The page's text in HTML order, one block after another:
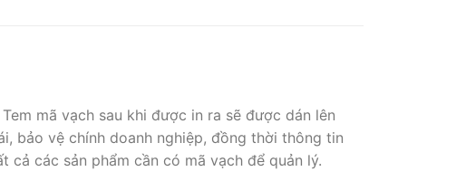
mã vạch sau khi được in ra sẽ được dán lên
bảo vệ chính doanh nghiệp, đồng thời thông tin
cả các sản phẩm cần có mã vạch để quản lý.